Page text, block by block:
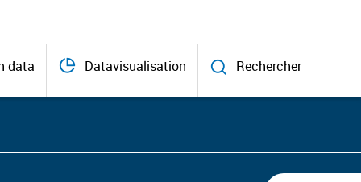
data Datavisualisation Rechercher